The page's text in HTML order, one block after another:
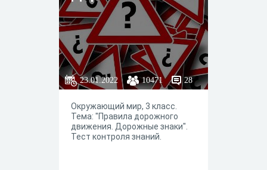
23.01.2022 10471 28
Окружающий мир, 3 класс.
Тема: "Правила дорожного
движения. Дорожные знаки".
Тест контроля знаний.